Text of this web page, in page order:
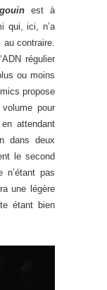
est à
qui, ici, n’a
contraire.
régulier
ou moins
propose
pour
attendant
dans deux
le second
n’étant pas
une légère
étant bien